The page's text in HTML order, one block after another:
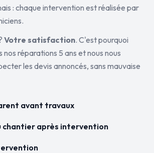
: chaque intervention est réalisée par
Votre satisfaction. C'est pourquoi
nos réparations 5 ans et nous nous
les devis annoncés, sans mauvaise
avant travaux
chantier après intervention